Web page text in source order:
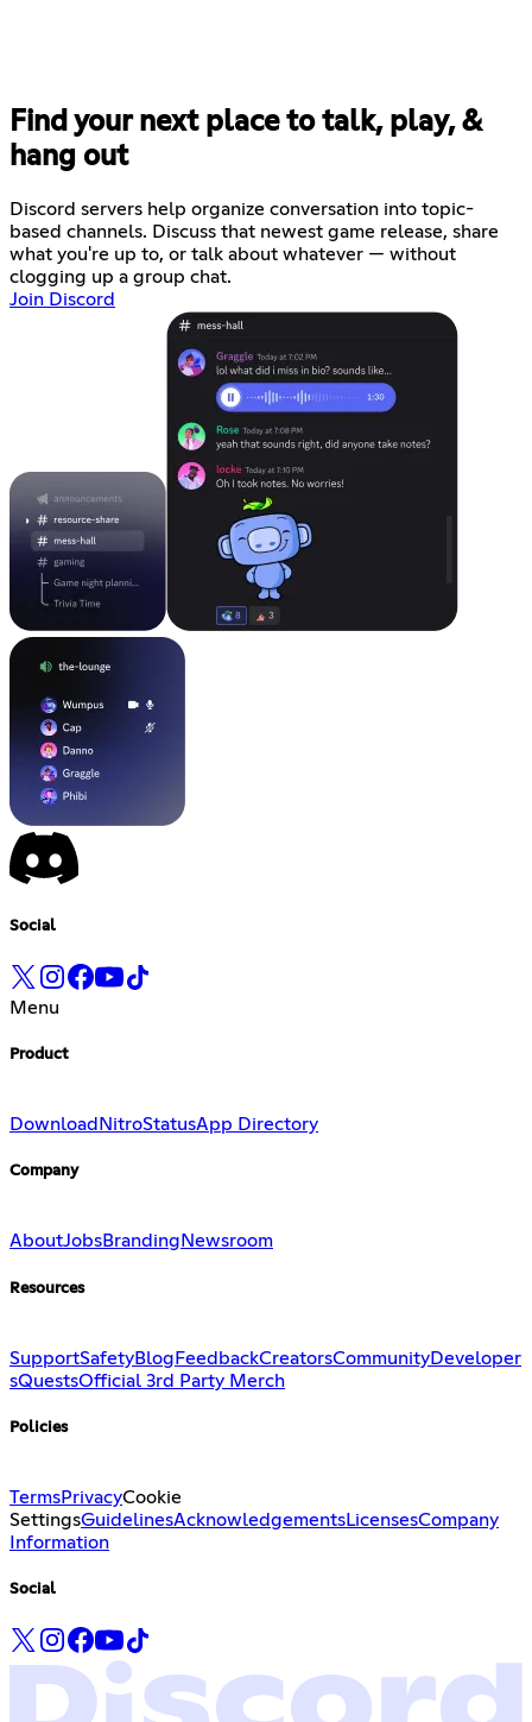
Find your next place to talk, play, &
hang out
Discord servers help organize conversation into topic-
based channels. Discuss that newest game release, share
what you're up to, or talk about whatever — without
clogging up a group chat.
Join Discord
Social
Menu
Product
Download NitroStatusApp Directory
Company
AboutJobsBranding Newsroom
Resources
SupportSafetyBlog FeedbackCreatorsCommunityDeveloper
sQuestsOfficial 3rd Party Merch
Policies
TermsPrivacyCookie
SettingsGuidelinesAcknowledgementsLicensesCompany
Information
Social